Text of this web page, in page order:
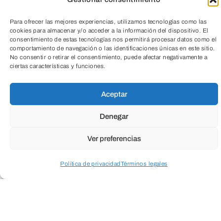
Para ofrecer las mejores experiencias, utilizamos tecnologías como las
cookies para almacenar y/o acceder a la información del dispositivo. El
consentimiento de estas tecnologías nos permitirá procesar datos como el
comportamiento de navegación o las identificaciones únicas en este sitio.
No consentir o retirar el consentimiento, puede afectar negativamente a
ciertas características y funciones.
Aceptar
Denegar
Ver preferencias
Política de privacidadTérminos legales
desarrollo económico y social, apoyando
a los emprendedores en su camino hacia
el éxito.
Y, en el centro de todo, situamos a las
personas, poniendo el foco en su
bienestar, su crecimiento y su capacidad
de adaptación, asegurando su desarrollo
QUIÉNES SOMOS